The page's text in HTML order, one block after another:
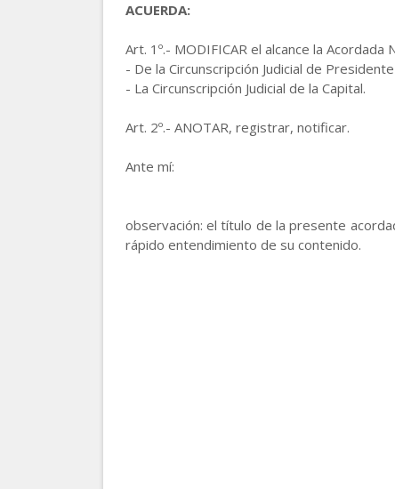
ACUERDA:
Art. 1º.- MODIFICAR el alcance la
- De la Circunscripción Judicial de
- La Circunscripción Judicial de la Capital.
Art. 2º.- ANOTAR, registrar, notificar.
Ante mí:
observación: el título de la presente
rápido entendimiento de su contenido.